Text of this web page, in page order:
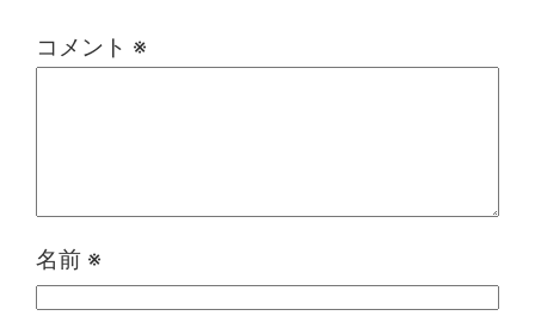
コメント ※
名前 ※